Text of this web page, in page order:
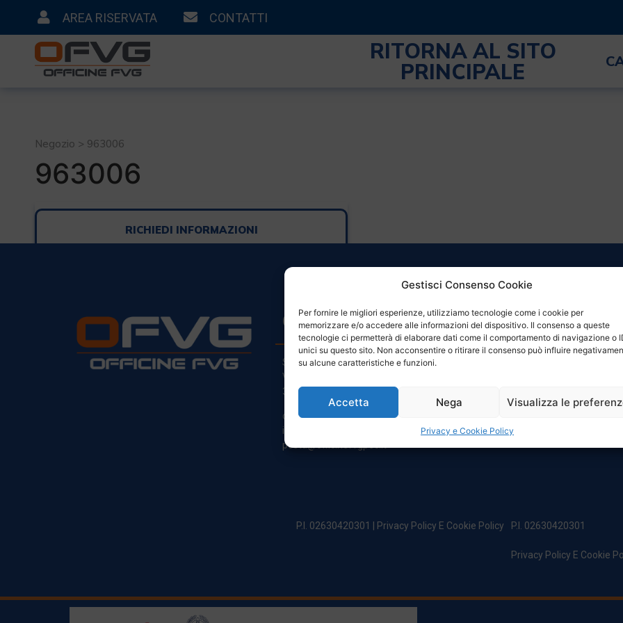
Gestisci Consenso Cookie
Per fornire le migliori esperienze, utilizziamo tecnologie come i cookie per
memorizzare e/o accedere alle informazioni del dispositivo. Il consenso a queste
tecnologie ci permetterà di elaborare dati come il comportamento di navigazione o
unici su questo sito. Non acconsentire o ritirare il consenso può influire
su alcune caratteristiche e funzioni.
Accetta Nega Visualizza le
Privacy e Cookie Policy
AREA RISERVATA CONTATTI
RITORNA AL SITO
PRINCIPALE
Negozio > 963006
963006
RICHIEDI INFORMAZIONI
CONTATTI
Sede Legale:
Via Principe Di Udine 144
33030 Campoformido (Ud)
clienti@officinefvg.it
info@officinefvg.it
posta@officinefvgpec.It
ORARI
Domenica: Chiuso
P.I. 02630420301 | Privacy Policy E Cookie Policy P.I. 02630420301
Privacy Policy E Cookie